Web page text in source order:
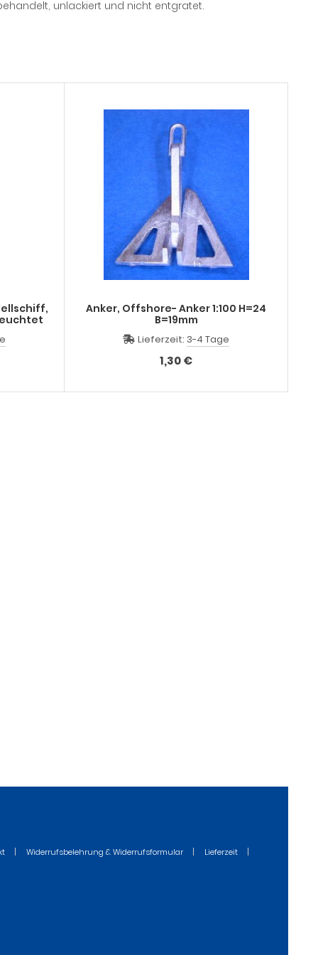
unlackiert und nicht entgratet.
Anker, Offshore- Anker 1:100 H=24
B=19mm
Lieferzeit:3-4 Tage
1,30 €
Widerrufsbelehrung & Widerrufsformular
Lieferzeit